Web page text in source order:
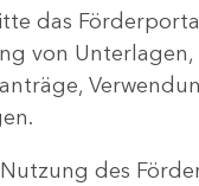
das
von Unterlagen,
des